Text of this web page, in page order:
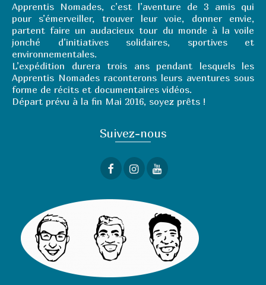
Apprentis Nomades, c’est l’aventure de 3 amis qui
pour s’émerveiller, trouver leur voie, donner envie,
partent faire un audacieux tour du monde à la voile
jonché d’initiatives solidaires, sportives et
environnementales.
L’expédition durera trois ans pendant lesquels les
Apprentis Nomades raconterons leurs aventures sous
forme de récits et documentaires vidéos.
Départ prévu à la fin Mai 2016, soyez prêts !
Suivez-nous